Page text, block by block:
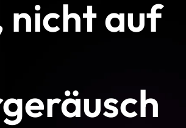
nicht auf